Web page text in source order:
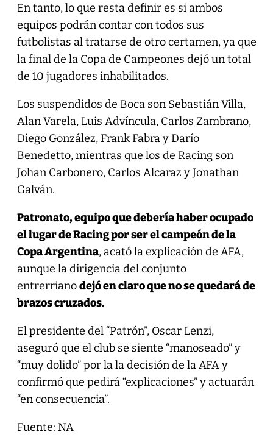
En tanto, lo que resta definir es si ambos
equipos podrán contar con todos sus
futbolistas al tratarse de otro certamen, ya que
la final de la Copa de Campeones dejó un total
de 10 jugadores inhabilitados.
Los suspendidos de Boca son Sebastián Villa,
Alan Varela, Luis Advíncula, Carlos Zambrano,
Diego González, Frank Fabra y Darío
Benedetto, mientras que los de Racing son
Johan Carbonero, Carlos Alcaraz y Jonathan
Galván.
Patronato, equipo que debería haber ocupado
el lugar de Racing por ser el campeón de la
Copa Argentina, acató la explicación de AFA,
aunque la dirigencia del conjunto
entrerrianodejó en claro que no se quedará de
brazos cruzados.
El presidente del “Patrón”, Oscar Lenzi,
aseguró que el club se siente “manoseado” y
“muy dolido” por la la decisión de la AFA y
confirmó que pedirá “explicaciones” y actuarán
“en consecuencia”.
Fuente: NA